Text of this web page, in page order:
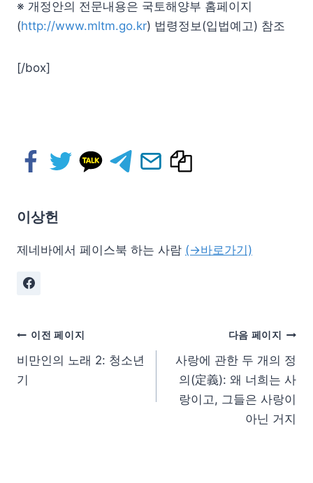
※ 개정안의 전문내용은 국토해양부 홈페이지
(http://www.mltm.go.kr) 법령정보(입법예고) 참조
[/box]
이상헌
제네바에서 페이스북 하는 사람 (→바로가기)
이전 페이지
비만인의 노래 2: 청소년
기
다음 페이지
사랑에 관한 두 개의 정
의(定義): 왜 너희는 사
랑이고, 그들은 사랑이
아닌 거지